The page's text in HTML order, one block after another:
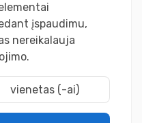
įspaudimu,
nereikalauja
vienetas (-ai)